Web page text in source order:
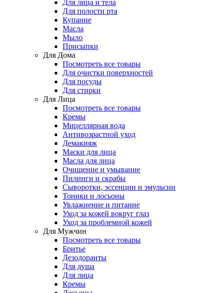
Для лица и тела
Для полости рта
Купание
Масла
Мыло
Присыпки
Для Дома
Посмотреть все товары
Для очистки поверхностей
Для посуды
Для стирки
Для Лица
Посмотреть все товары
Кремы
Мицеллярная вода
Антивозрастной уход
Демакияж
Маски для лица
Масла для лица
Очищение и умывание
Пилинги и скрабы
Сыворотки, эссенции и эмульсии
Тоники и лосьоны
Увлажнение и питание
Уход за кожей вокруг глаз
Уход за проблемной кожей
Для Мужчин
Посмотреть все товары
Бритье
Дезодоранты
Для душа
Для лица
Кремы